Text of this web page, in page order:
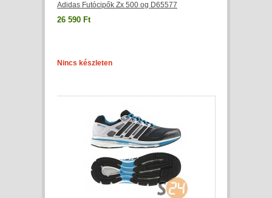
Adidas Futócipők Zx 500 og D65577
26 590 Ft
Nincs készleten